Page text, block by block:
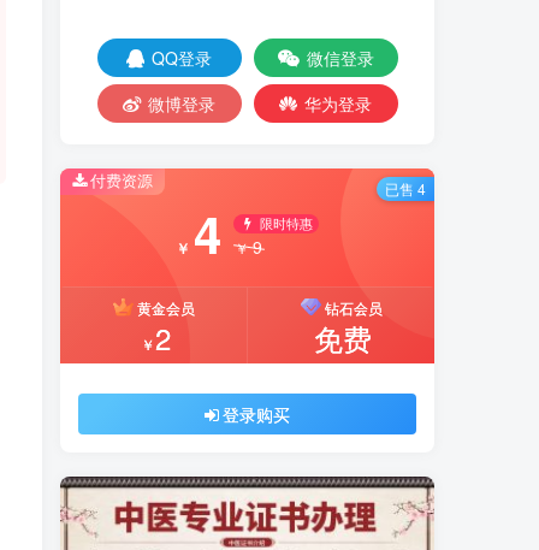
QQ登录
微信登录
微博登录
华为登录
付费资源
￥ 4 限时特惠
￥9
黄金会员
￥2
钻石会员
免费
登录购买
已售 4